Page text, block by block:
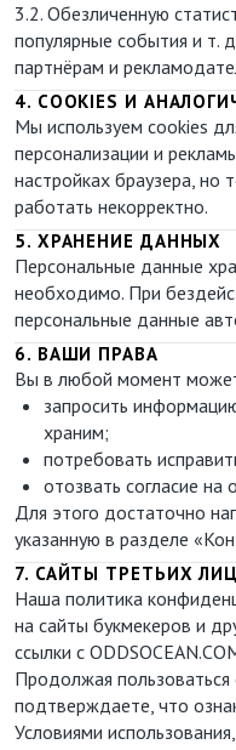
3.2. Обезличенную
популярные события и т.
партнёрам и
4. COOKIES И
Мы используем cookies
персонализации и
настройках браузера, но
работать некорректно.
5. ХРАНЕНИЕ ДАННЫХ
Персональные данные
необходимо. При
персональные данные
6. ВАШИ ПРАВА
Вы в любой момент
запросить
храним;
потребовать
отозвать согласие на
Для этого достаточно
указанную в разделе
7. САЙТЫ ТРЕТЬИХ ЛИЦ
Наша политика
на сайты букмекеров и
ссылки с
Продолжая пользоваться
подтверждаете, что
Условиями